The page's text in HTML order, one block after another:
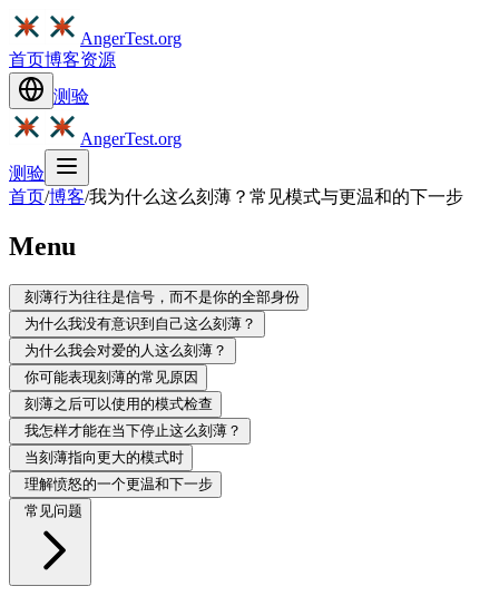
AngerTest.org
首页博客资源
测验
AngerTest.org
测验
首页/博客/我为什么这么刻薄？常见模式与更温和的下一步
Menu
刻薄行为往往是信号，而不是你的全部身份
为什么我没有意识到自己这么刻薄？
为什么我会对爱的人这么刻薄？
你可能表现刻薄的常见原因
刻薄之后可以使用的模式检查
我怎样才能在当下停止这么刻薄？
当刻薄指向更大的模式时
理解愤怒的一个更温和下一步
常见问题